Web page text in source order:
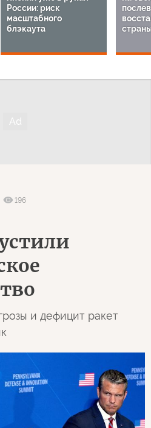
России: риск
масштабного
блэкаута
196
и дефицит ракет